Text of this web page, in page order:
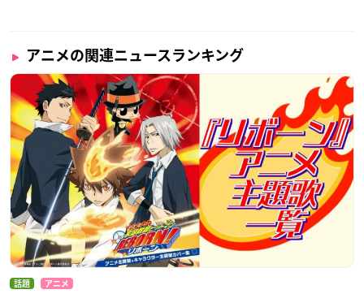
アニメの関連ニュースランキング
話題 アニメ